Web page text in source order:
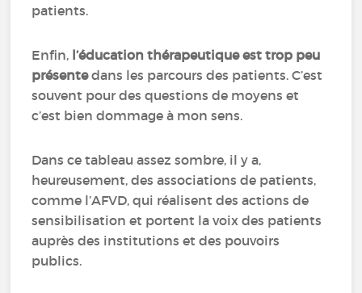
patients.
Enfin, l’éducation thérapeutique est trop peu
présentedans les parcours des patients. C’est
souvent pour des questions de moyens et
c’est bien dommage à mon sens.
Dans ce tableau assez sombre, il y a,
heureusement, des associations de patients,
comme l’AFVD, qui réalisent des actions de
sensibilisation et portent la voix des patients
auprès des institutions et des pouvoirs
publics.